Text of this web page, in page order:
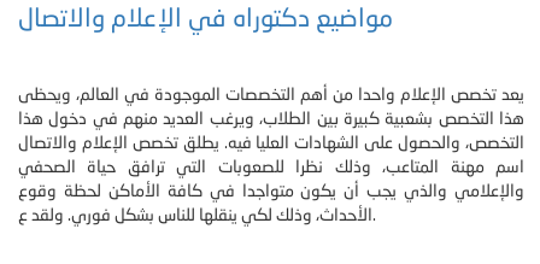
مواضيع دكتوراه في الإعلام والاتصال
يعد تخصص الإعلام واحدا من أهم التخصصات الموجودة في العالم، ويحظى
هذا التخصص بشعبية كبيرة بين الطلاب، ويرغب العديد منهم في دخول هذا
التخصص، والحصول على الشهادات العليا فيه. يطلق تخصص الإعلام والاتصال
اسم مهنة المتاعب، وذلك نظرا للصعوبات التي ترافق حياة الصحفي
والإعلامي والذي يجب أن يكون متواجدا في كافة الأماكن لحظة وقوع
الأحداث، وذلك لكي ينقلها للناس بشكل فوري. ولقد ع.